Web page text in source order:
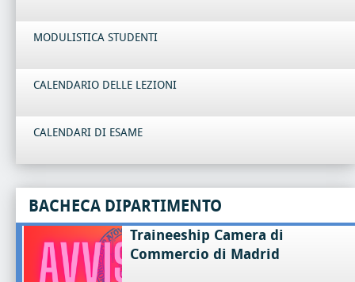
MODULISTICA STUDENTI
CALENDARIO DELLE LEZIONI
CALENDARI DI ESAME
BACHECA DIPARTIMENTO
Traineeship Camera di
Commercio di Madrid